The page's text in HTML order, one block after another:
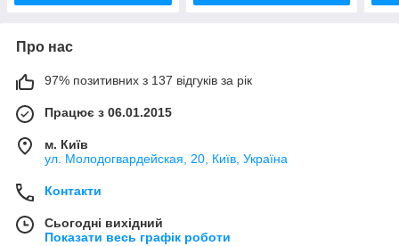
Про нас
97% позитивних з 137 відгуків за рік
Працює з 06.01.2015
м. Київ
ул. Молодогвардейская, 20, Київ, Україна
Контакти
Сьогодні вихідний
Показати весь графік роботи